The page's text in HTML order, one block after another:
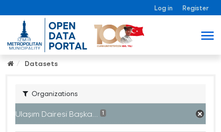
Log in Register
Datasets
Organizations
Ulaşım Dairesi Başka... 1